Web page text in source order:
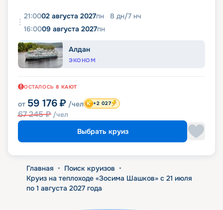
21:0002 августа 2027пн 8 дн/7 нч
16:0009 августа 2027пн
Алдан
ЭКОНОМ
ОСТАЛОСЬ 8 КАЮТ
от 59 176 ₽ /чел
67 245₽ /чел
+2 027
Выбрать круиз
Главная • Поиск круизов •
Круиз на теплоходе «Зосима Шашков» с 21 июля
по 1 августа 2027 года